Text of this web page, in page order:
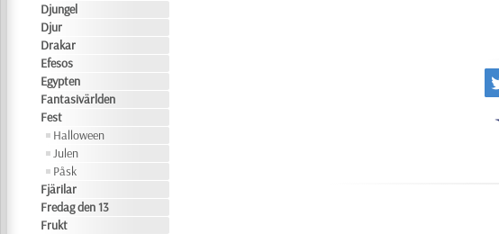
Djungel
Djur
Drakar
Efesos
Egypten
Fantasivärlden
Fest
Halloween
Julen
Påsk
Fjärilar
Fredag den 13
Frukt